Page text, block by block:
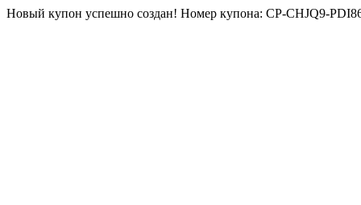
Новый купон успешно создан! Номер купона: CP-CHJQ9-